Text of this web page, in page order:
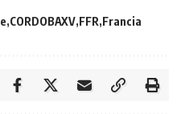
CORDOBAXV FFR Francia